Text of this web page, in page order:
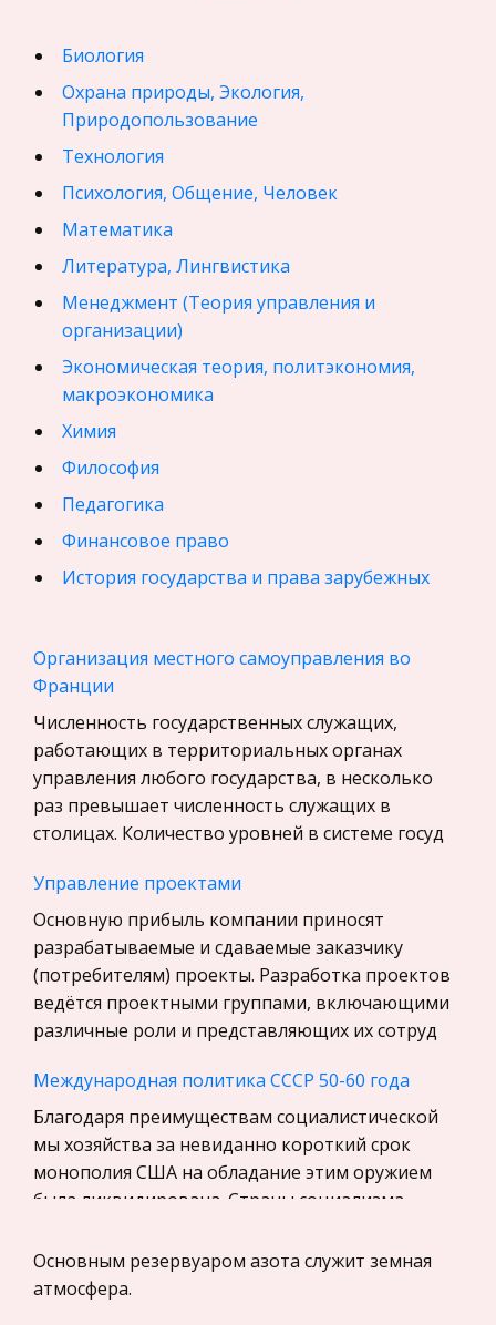
Биология
Охрана природы, Экология,
Природопользование
Технология
Психология, Общение, Человек
Математика
Литература, Лингвистика
Менеджмент (Теория управления и
организации)
Экономическая теория, политэкономия,
макроэкономика
Химия
Философия
Педагогика
Финансовое право
История государства и права зарубежных
Физика
Искусство, Культура, Литература
Компьютерные сети
Материаловедение
Авиация
Бухгалтерский учет
История
Уголовное право
Экскурсии и туризм
Маркетинг, товароведение, реклама
Социология
Религия
Культурология
Экологическое право
Теория государства и права
История отечественного государства и
Организация местного самоуправления во
Франции
Численность государственных служащих,
работающих в территориальных органах
управления любого государства, в несколько
раз превышает численность служащих в
столицах. Количество уровней в системе госуд
Управление проектами
Основную прибыль компании приносят
разрабатываемые и сдаваемые заказчику
(потребителям) проекты. Разработка проектов
ведётся проектными группами, включающими
различные роли и представляющих их сотруд
Международная политика СССР 50-60 года
Благодаря преимуществам социалистической
мы хозяйства за невиданно короткий срок
монополия США на обладание этим оружием
была ликвидирована. Страны социализма
Учет в торговле (лекции)
Основным резервуаром азота служит земная
атмосфера.